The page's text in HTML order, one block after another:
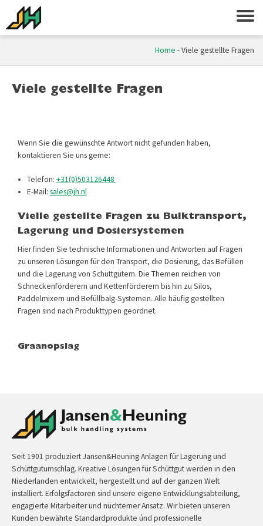
Home -Viele gestellte Fragen
Viele gestellte Fragen
Wenn Sie die gewünschte Antwort nicht gefunden haben,
kontaktieren Sie uns gerne:
Telefon: +31(0)503126448
E-Mail: sales@jh.nl
Vielle gestellte Fragen zu Bulk­transport,
Lagerung und Dosiersystemen
Hier finden Sie technische Informationen und Antworten auf Fragen
zu unseren Lösungen für den Transport, die Dosierung, das Befüllen
und die Lagerung von Schüttgütern. Die Themen reichen von
Schneckenförderern und Kettenförderern bis hin zu Silos,
Paddelmixern und Befüllbalg-Systemen. Alle häufig gestellten
Fragen sind nach Produkttypen geordnet.
Graanopslag
Seit 1901 produziert Jansen&Heuning Anlagen für Lagerung und
Schüttgutumschlag. Kreative Lösungen für Schüttgut werden in den
Niederlanden entwickelt, hergestellt und auf der ganzen Welt
installiert. Erfolgsfactoren sind unsere eigene Entwicklungsabteilung,
engagierte Mitarbeiter und nüchterner Ansatz. Wir bieten unseren
Kunden bewährte Standardprodukte únd professionelle